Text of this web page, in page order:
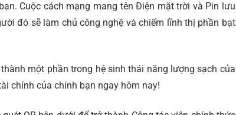
Cuộc cách mạng mang tên Điện mặt trời và Pin lưu
đó sẽ làm chủ công nghệ và chiếm lĩnh thị phần bạt
một phần trong hệ sinh thái năng lượng sạch của
chính của chính bạn ngay hôm nay!